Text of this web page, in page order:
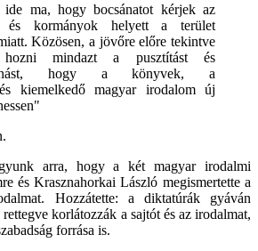
ma, hogy bocsánatot kérjek az
és kormányok helyett a terület
Közösen, a jövőre előre tekintve
mindazt a pusztítást és
hogy a könyvek, a
kiemelkedő magyar irodalom új
arra, hogy a két magyar irodalmi
és Krasznahorkai László megismertette a
Hozzátette: a diktatúrák gyáván
korlátozzák a sajtót és az irodalmat,
forrása is.